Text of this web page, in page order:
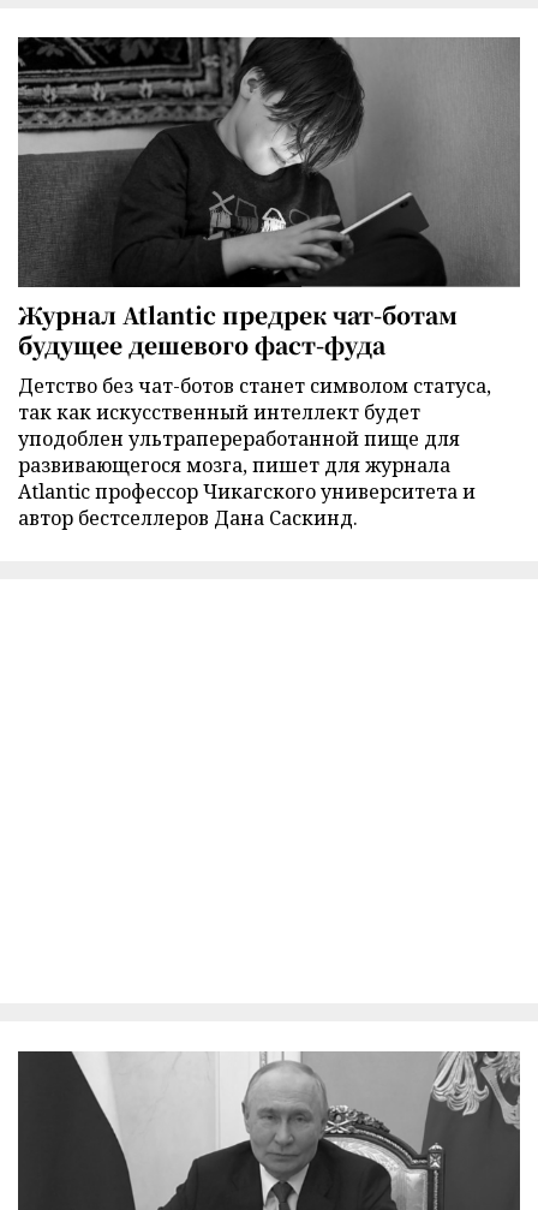
Журнал Atlantic предрек чат-ботам
будущее дешевого фаст-фуда
Детство без чат-ботов станет символом статуса,
так как искусственный интеллект будет
уподоблен ультрапереработанной пище для
развивающегося мозга, пишет для журнала
Atlantic профессор Чикагского университета и
автор бестселлеров Дана Саскинд.